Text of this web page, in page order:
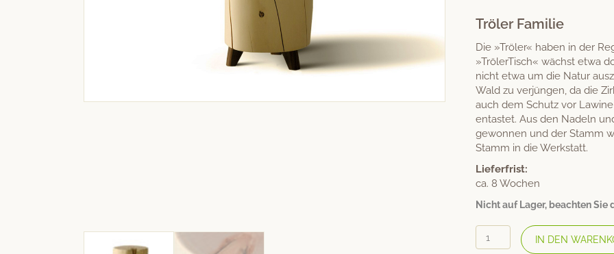
ertung
Tröler Familie
Die »Tröler« haben in der
»TrölerTisch« wächst etwa
nicht etwa um die Natur
Wald zu verjüngen, da die
auch dem Schutz vor
entastet. Aus den Nadeln
gewonnen und der Stamm
Stamm in die Werkstatt.
Lieferfrist:
ca. 8 Wochen
Nicht auf Lager, beachten Sie
FELDKIRCHER
IN DEN